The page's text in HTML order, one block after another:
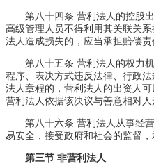
第八十四条 营利法人的控股
高级管理人员不得利用其关联关
法人造成损失的，应当承担赔偿责
第八十五条 营利法人的权力
程序、表决方式违反法律、行政
法人章程的，营利法人的出资人
营利法人依据该决议与善意相对人
第八十六条 营利法人从事经
易安全，接受政府和社会的监督，
第三节 非营利法人